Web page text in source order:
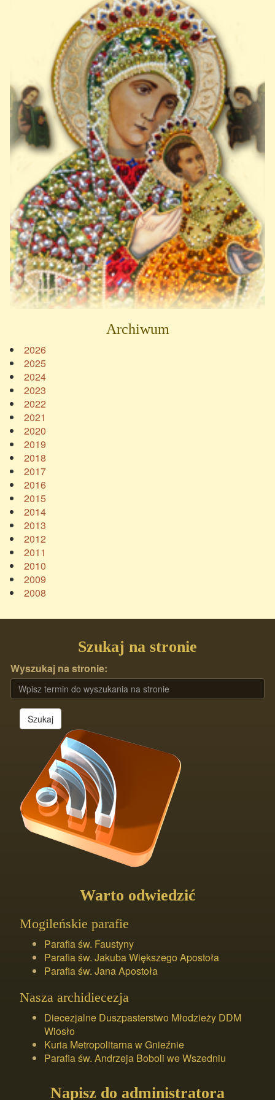
Archiwum
2026
2025
2024
2023
2022
2021
2020
2019
2018
2017
2016
2015
2014
2013
2012
2011
2010
2009
2008
Szukaj na stronie
Wyszukaj na stronie:
Szukaj
Warto odwiedzić
Mogileńskie parafie
Parafia św. Faustyny
Parafia św. Jakuba Większego Apostoła
Parafia św. Jana Apostoła
Nasza archidiecezja
Diecezjalne Duszpasterstwo Młodzieży DDM
Wiosło
Kuria Metropolitarna w Gnieźnie
Parafia św. Andrzeja Boboli we Wszedniu
Napisz do administratora